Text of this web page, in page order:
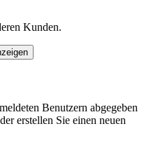
Kunden.
Benutzern abgegeben
erstellen Sie einen neuen